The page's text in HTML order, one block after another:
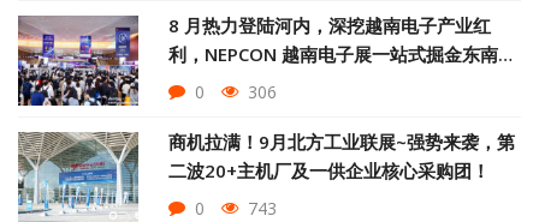
8 月热力登陆河内，深挖越南电子产业红
利，NEPCON 越南电子展一站式掘金东南亚
智造市场
0 306
商机拉满！9月北方工业联展~强势来袭，第
二波20+主机厂及一供企业核心采购团！
0 743